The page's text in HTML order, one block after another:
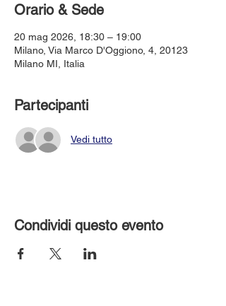
Orario & Sede
20 mag 2026, 18:30 – 19:00
Milano, Via Marco D'Oggiono, 4, 20123
Milano MI, Italia
Partecipanti
Vedi tutto
Condividi questo evento